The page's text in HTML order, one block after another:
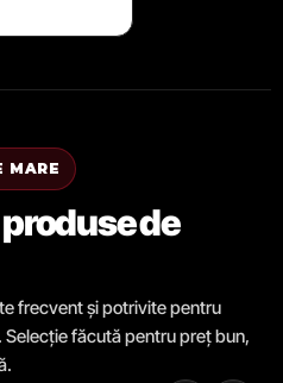
MARE
de
frecvent și potrivite pentru
făcută pentru preț bun,